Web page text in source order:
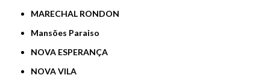
MARECHAL RONDON
Mansões Paraiso
NOVA ESPERANÇA
NOVA VILA